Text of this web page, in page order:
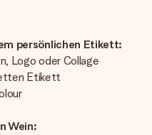
persönlichen Etikett:
Logo oder Collage
Etikett
Wein: